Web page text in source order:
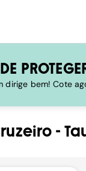
dirige bem! Cote
-